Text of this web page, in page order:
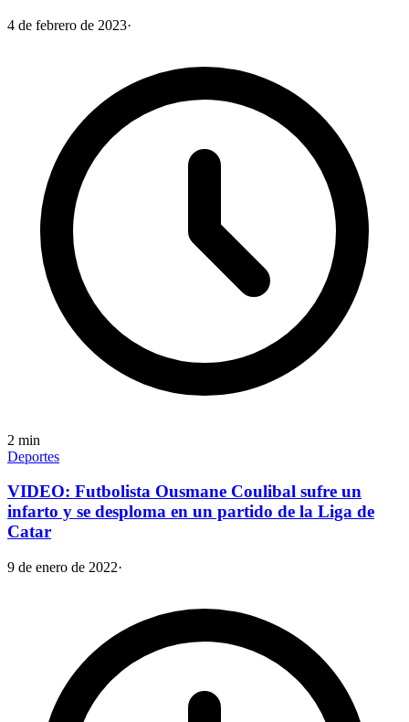
4 de febrero de 2023·
2 min
Deportes
VIDEO: Futbolista Ousmane Coulibal sufre un
infarto y se desploma en un partido de la Liga de
Catar
9 de enero de 2022·